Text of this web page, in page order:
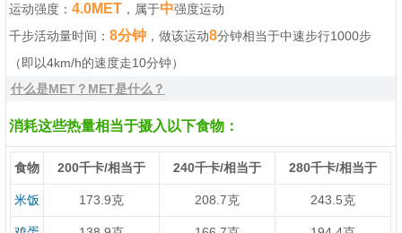
运动强度：4.0MET ，属于中强度运动
千步活动量时间：8分钟 ，做该运动8分钟相当于中速步行1000步
（即以4km/h的速度走10分钟）
什么是MET？MET是什么？
消耗这些热量相当于摄入以下食物：
食物 200千卡/相当于 240千卡/相当于 280千卡/相当于
米饭 173.9克 208.7克 243.5克